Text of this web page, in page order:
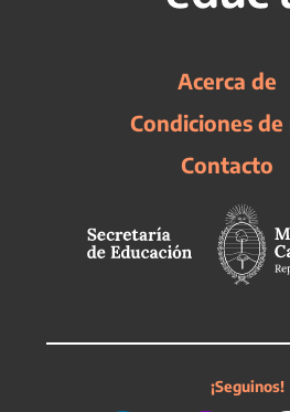
Acerca de
Condiciones de
Contacto
¡Seguinos!